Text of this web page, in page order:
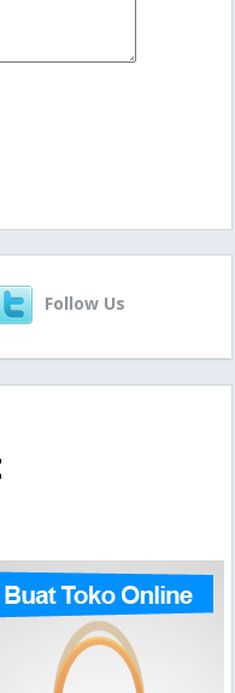
Follow Us